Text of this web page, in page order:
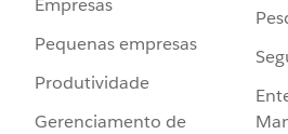
Empresas
Pequenas empresas
Produtividade
Gerenciamento de